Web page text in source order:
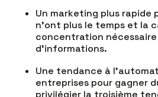
Un marketing plus rapide
n’ont plus le temps et la
concentration
d’informations.
Une tendance à
entreprises pour gagner
privilégier la troisième